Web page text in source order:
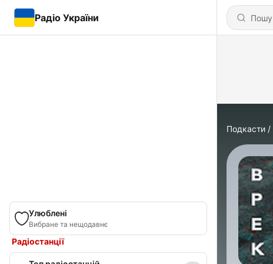
Радіо України
Улюблені
Вибране та нещодавнє
Радіостанції
Подкасти